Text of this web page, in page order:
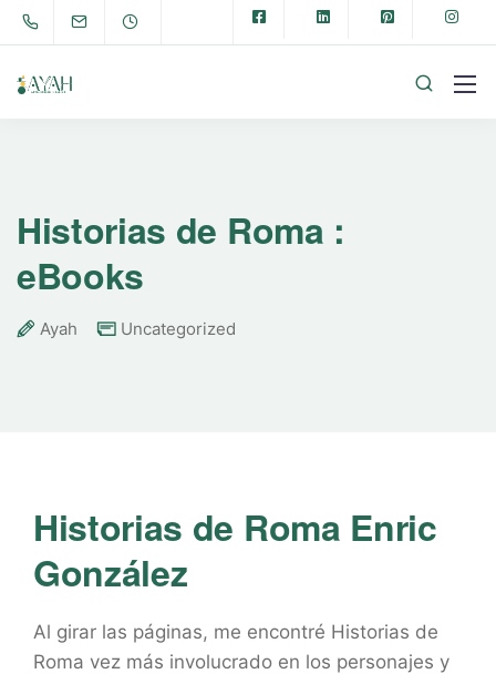
Historias de Roma :
eBooks
Ayah Uncategorized
Historias de Roma Enric
González
Al girar las páginas, me encontré Historias de
Roma vez más involucrado en los personajes y